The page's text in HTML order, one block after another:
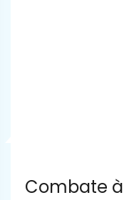
Combate à